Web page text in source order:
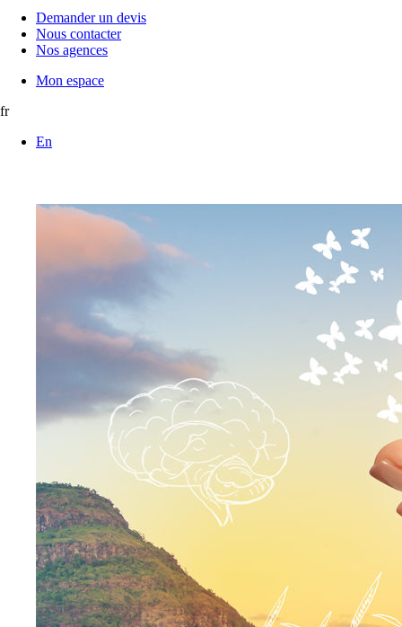
Demander un devis
Nous contacter
Nos agences
Mon espace
fr
En